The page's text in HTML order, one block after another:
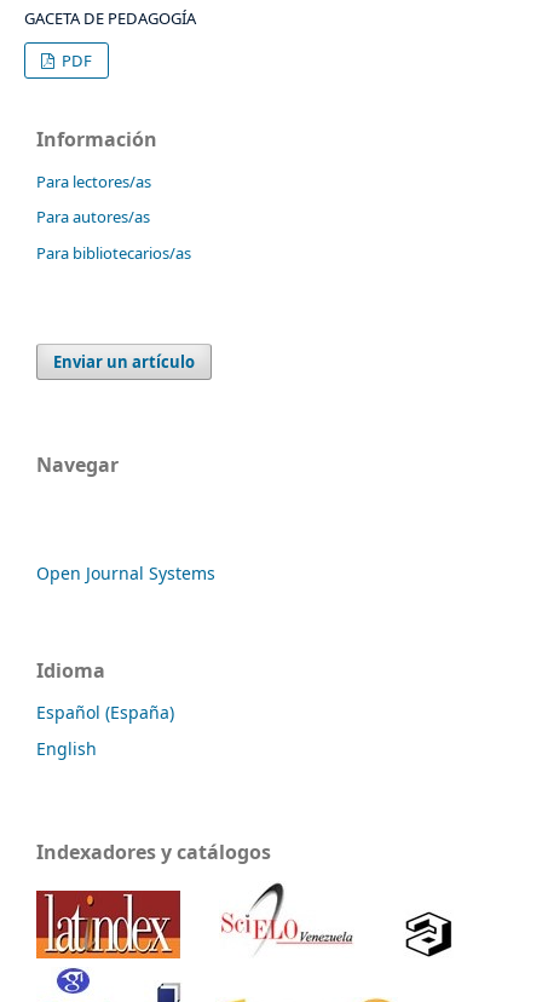
GACETA DE PEDAGOGÍA
PDF
Información
Para lectores/as
Para autores/as
Para bibliotecarios/as
Enviar un artículo
Navegar
Open Journal Systems
Idioma
Español (España)
English
Indexadores y catálogos